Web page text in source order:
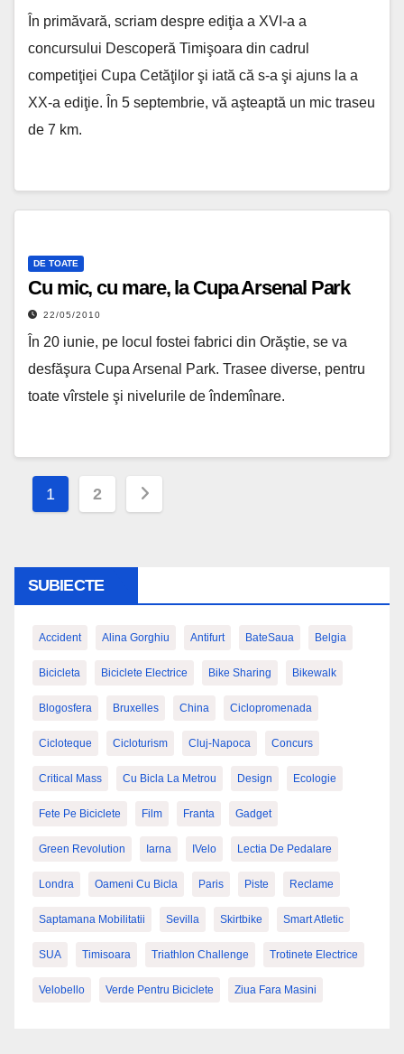
În primăvară, scriam despre ediţia a XVI-a a
concursului Descoperă Timişoara din cadrul
competiţiei Cupa Cetăţilor şi iată că s-a şi ajuns la a
XX-a ediţie. În 5 septembrie, vă aşteaptă un mic traseu
de 7 km.
DE TOATE
Cu mic, cu mare, la Cupa Arsenal Park
22/05/2010
În 20 iunie, pe locul fostei fabrici din Orăştie, se va
desfăşura Cupa Arsenal Park. Trasee diverse, pentru
toate vîrstele şi nivelurile de îndemînare.
Paginație
1 2
SUBIECTE
Accident Alina Gorghiu Antifurt BateSaua Belgia
Bicicleta Biciclete Electrice Bike Sharing Bikewalk
Blogosfera Bruxelles China Ciclopromenada
Cicloteque Cicloturism Cluj-Napoca Concurs
Critical Mass Cu Bicla La Metrou Design Ecologie
Fete Pe Biciclete Film Franta Gadget
Green Revolution Iarna IVelo Lectia De Pedalare
Londra Oameni Cu Bicla Paris Piste Reclame
Saptamana Mobilitatii Sevilla Skirtbike Smart Atletic
SUA Timisoara Triathlon Challenge Trotinete Electrice
Velobello Verde Pentru Biciclete Ziua Fara Masini